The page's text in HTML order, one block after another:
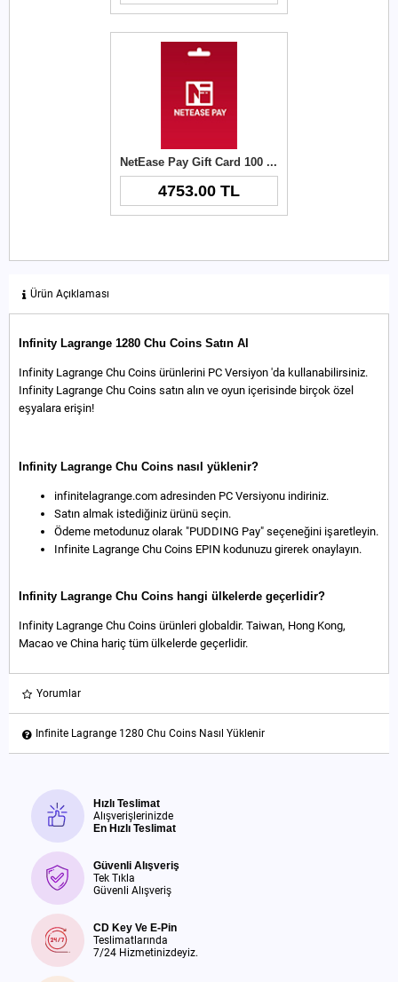
NetEase Pay Gift Card 100 USD
4753.00 TL
Ürün Açıklaması
Infinity Lagrange 1280 Chu Coins Satın Al
Infinity Lagrange Chu Coins ürünlerini PC Versiyon 'da kullanabilirsiniz.
Infinity Lagrange Chu Coins satın alın ve oyun içerisinde birçok özel
eşyalara erişin!
Infinity Lagrange Chu Coins nasıl yüklenir?
infinitelagrange.com adresinden PC Versiyonu indiriniz.
Satın almak istediğiniz ürünü seçin.
Ödeme metodunuz olarak "PUDDING Pay" seçeneğini işaretleyin.
Infinite Lagrange Chu Coins EPIN kodunuzu girerek onaylayın.
Infinity Lagrange Chu Coins hangi ülkelerde geçerlidir?
Infinity Lagrange Chu Coins ürünleri globaldir. Taiwan, Hong Kong,
Macao ve China hariç tüm ülkelerde geçerlidir.
Yorumlar
Infinite Lagrange 1280 Chu Coins Nasıl Yüklenir
Hızlı Teslimat
Alışverişlerinizde
En Hızlı Teslimat
Güvenli Alışveriş
Tek Tıkla
Güvenli Alışveriş
CD Key Ve E-Pin
Teslimatlarında
7/24 Hizmetinizdeyiz.